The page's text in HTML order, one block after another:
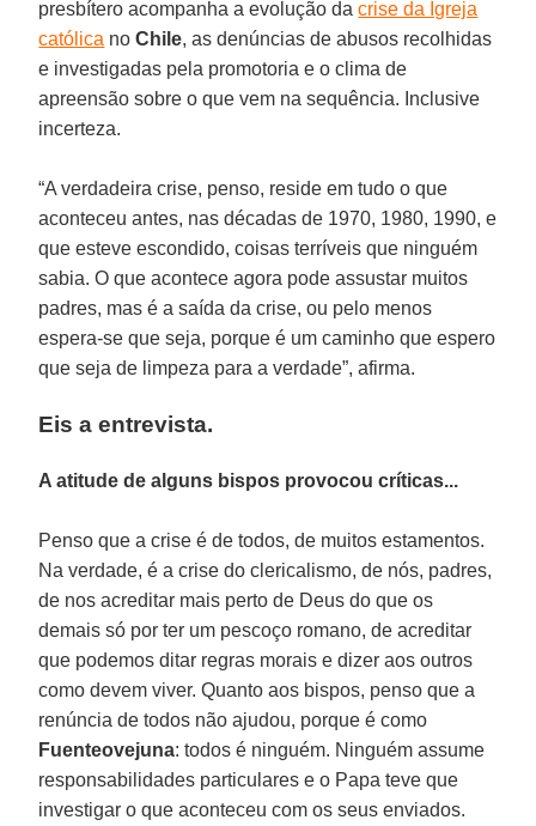
presbítero acompanha a evolução dacrise da Igreja
católica noChile, as denúncias de abusos recolhidas
e investigadas pela promotoria e o clima de
apreensão sobre o que vem na sequência. Inclusive
incerteza.
“A verdadeira crise, penso, reside em tudo o que
aconteceu antes, nas décadas de 1970, 1980, 1990, e
que esteve escondido, coisas terríveis que ninguém
sabia. O que acontece agora pode assustar muitos
padres, mas é a saída da crise, ou pelo menos
espera-se que seja, porque é um caminho que espero
que seja de limpeza para a verdade”, afirma.
Eis a entrevista.
A atitude de alguns bispos provocou críticas...
Penso que a crise é de todos, de muitos estamentos.
Na verdade, é a crise do clericalismo, de nós, padres,
de nos acreditar mais perto de Deus do que os
demais só por ter um pescoço romano, de acreditar
que podemos ditar regras morais e dizer aos outros
como devem viver. Quanto aos bispos, penso que a
renúncia de todos não ajudou, porque é como
Fuenteovejuna: todos é ninguém. Ninguém assume
responsabilidades particulares e o Papa teve que
investigar o que aconteceu com os seus enviados.